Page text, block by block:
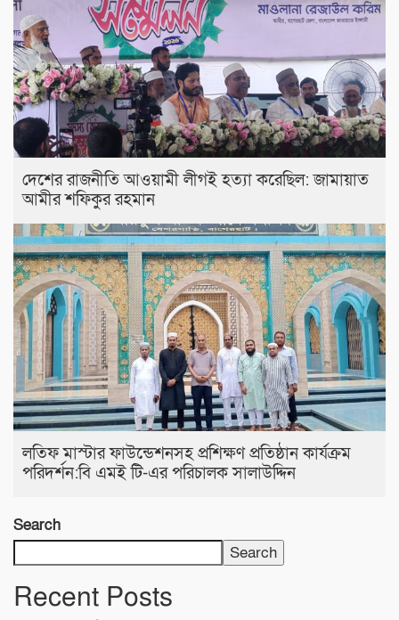
দেশের রাজনীতি আওয়ামী লীগই হত্যা করেছিল: জামায়াত
আমীর শফিকুর রহমান
লতিফ মাস্টার ফাউন্ডেশনসহ প্রশিক্ষণ প্রতিষ্ঠান কার্যক্রম
পরিদর্শন:বি এমই টি-এর পরিচালক সালাউদ্দিন
Search
Search
Recent Posts